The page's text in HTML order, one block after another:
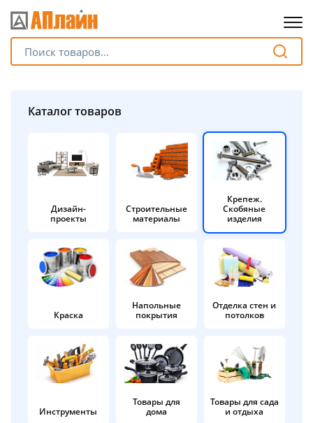
Каталог товаров
Дизайн-
проекты
Строительные
материалы
Крепеж.
Скобяные
изделия
Краска
Напольные
покрытия
Отделка стен и
потолков
Инструменты
Товары для
дома
Товары для сада
и отдыха
Разбейте
без переплат
График платежей
Сегодня
%
в корзину
Оплачивайте сегодня только
25% картой любого банка